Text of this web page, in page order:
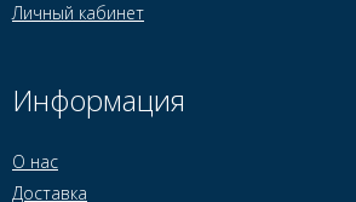
Личный кабинет
Информация
О нас
Доставка